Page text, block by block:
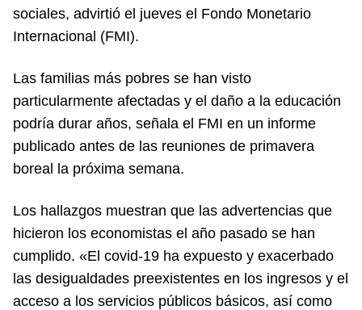
sociales, advirtió el jueves el Fondo Monetario
Internacional (FMI).
Las familias más pobres se han visto
particularmente afectadas y el daño a la educación
podría durar años, señala el FMI en un informe
publicado antes de las reuniones de primavera
boreal la próxima semana.
Los hallazgos muestran que las advertencias que
hicieron los economistas el año pasado se han
cumplido. «El covid-19 ha expuesto y exacerbado
las desigualdades preexistentes en los ingresos y el
acceso a los servicios públicos básicos, así como